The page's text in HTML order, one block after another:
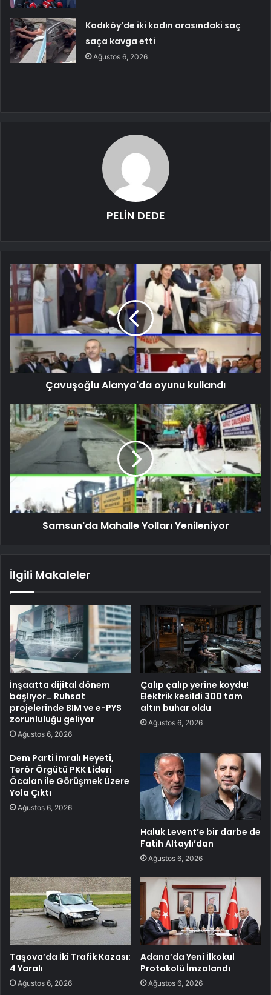
Kadıköy’de iki kadın arasındaki saç
saça kavga etti
Ağustos 6, 2026
PELİN DEDE
Çavuşoğlu Alanya'da oyunu kullandı
Samsun'da Mahalle Yolları Yenileniyor
İlgili Makaleler
İnşaatta dijital dönem
başlıyor… Ruhsat
projelerinde BIM ve e-PYS
zorunluluğu geliyor
Ağustos 6, 2026
Çalıp çalıp yerine koydu!
Elektrik kesildi 300 tam
altın buhar oldu
Ağustos 6, 2026
Dem Parti İmralı Heyeti,
Terör Örgütü PKK Lideri
Öcalan ile Görüşmek Üzere
Yola Çıktı
Ağustos 6, 2026
Haluk Levent’e bir darbe de
Fatih Altaylı’dan
Ağustos 6, 2026
Taşova’da İki Trafik Kazası:
4 Yaralı
Ağustos 6, 2026
Adana’da Yeni İlkokul
Protokolü İmzalandı
Ağustos 6, 2026